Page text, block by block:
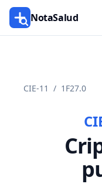
NotaSalud
CIE-11 / 1F27.0